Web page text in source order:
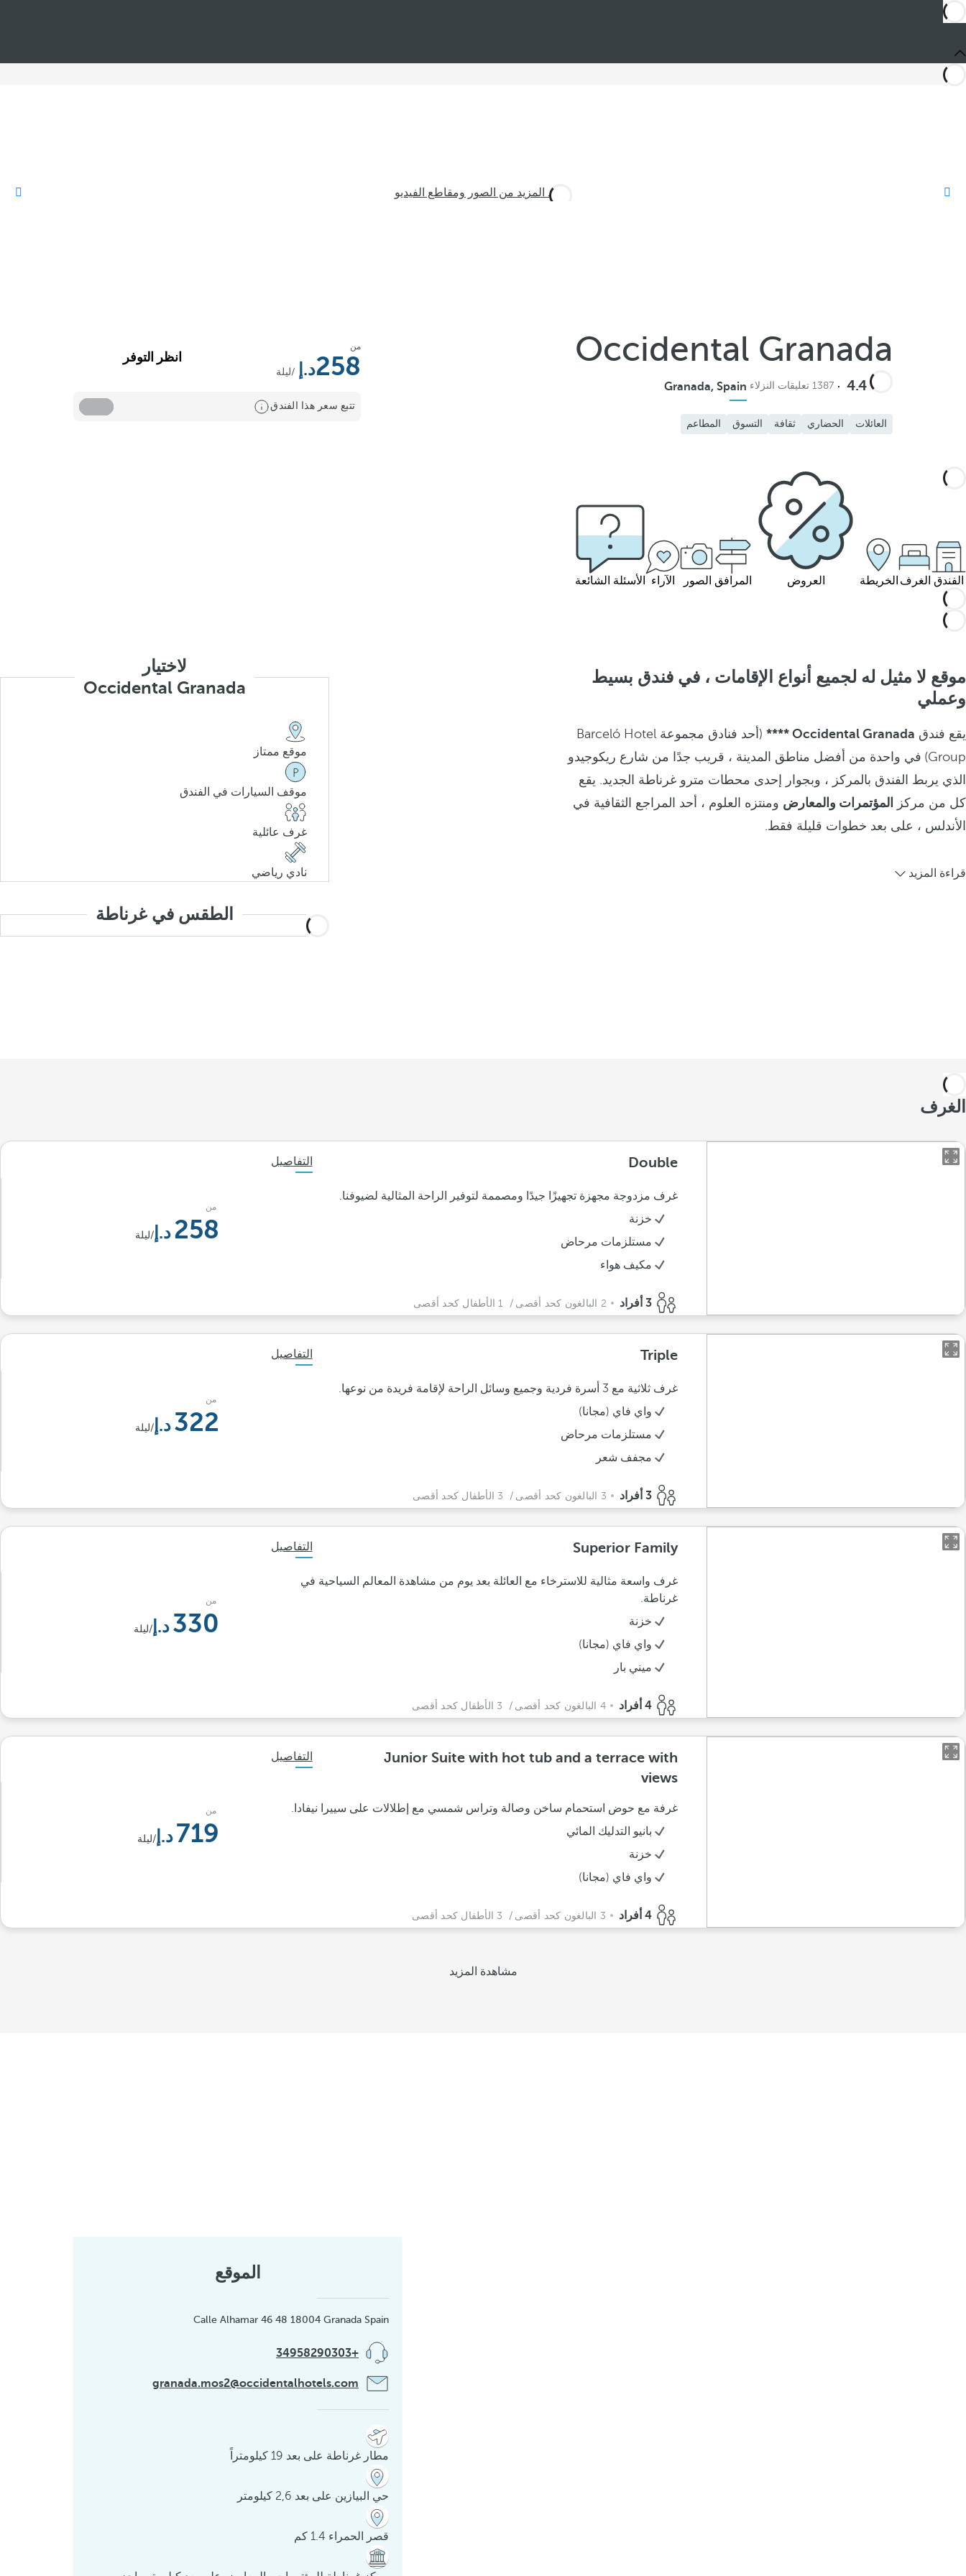
شاهد المزيد من الصور ومقاطع الفيديو
من
258 /ليلة
انظر التوفر
تتبع سعر هذا الفندق
Occidental Granada
4.4 1387 تعليقات النزلاء Granada, Spain
العائلات الحضاري ثقافة التسوق المطاعم
الفندق الغرف الخريطة العروض المرافق الصور الآراء الأسئلة الشائعة
موقع لا مثيل له لجميع أنواع الإقامات ، في فندق بسيط
وعملي
يقع فندق Occidental Granada ****
(أحد فنادق مجموعة Barceló Hotel
Group) في واحدة من أفضل مناطق المدينة ، قريب جدًا من شارع ريكوجيدو
الذي يربط الفندق بالمركز ، وبجوار إحدى محطات مترو غرناطة الجديد. يقع
كل من مركز
المؤتمرات والمعارض ومنتزه العلوم ، أحد المراجع الثقافية في
الأندلس ، على بعد خطوات قليلة فقط.
قراءة المزيد
لاختيار
Occidental Granada
موقع ممتاز
موقف السيارات في الفندق
غرف عائلية
نادي رياضي
الطقس في غرناطة
الغرف
Double التفاصيل
غرف مزدوجة مجهزة تجهيزًا جيدًا ومصممة لتوفير الراحة المثالية لضيوفنا.
خزنة
مستلزمات مرحاض
مكيف هواء
2 البالغون كحد أقصى / 1 الأطفال كحد أقصى
من
258 /ليلة
Triple التفاصيل
غرف ثلاثية مع 3 أسرة فردية وجميع وسائل الراحة لإقامة فريدة من نوعها.
واي فاي (مجانا)
مستلزمات مرحاض
مجفف شعر
3 البالغون كحد أقصى / 3 الأطفال كحد أقصى
من
322 /ليلة
Superior Family التفاصيل
غرف واسعة مثالية للاسترخاء مع العائلة بعد يوم من مشاهدة المعالم السياحية في
غرناطة.
خزنة
واي فاي (مجانا)
ميني بار
4 البالغون كحد أقصى / 3 الأطفال كحد أقصى
من
330 /ليلة
Junior Suite with hot tub and a terrace with
views
التفاصيل
غرفة مع حوض استحمام ساخن وصالة وتراس شمسي مع إطلالات على سييرا نيفادا.
بانيو التدليك المائي
خزنة
واي فاي (مجانا)
3 البالغون كحد أقصى / 3 الأطفال كحد أقصى
من
719 /ليلة
مشاهدة المزيد
الموقع
Calle Alhamar 46 48 18004 Granada Spain
+34958290303
granada.mos2@occidentalhotels.com
مطار غرناطة على بعد 19 كيلومتراً
حي البيازين على بعد 2,6 كيلومتر
قصر الحمراء 1.4 كم